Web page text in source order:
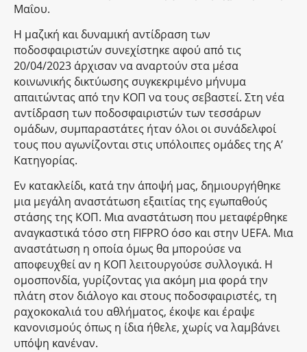
Μαΐου.
Η μαζική και δυναμική αντίδραση των
ποδοσφαιριστών συνεχίστηκε αφού από τις
20/04/2023 άρχισαν να αναρτούν στα μέσα
κοινωνικής δικτύωσης συγκεκριμένο μήνυμα
απαιτώντας από την ΚΟΠ να τους σεβαστεί. Στη νέα
αντίδραση των ποδοσφαιριστών των τεσσάρων
ομάδων, συμπαραστάτες ήταν όλοι οι συνάδελφοί
τους που αγωνίζονται στις υπόλοιπες ομάδες της Α’
Κατηγορίας.
Εν κατακλείδι, κατά την άποψή μας, δημιουργήθηκε
μια μεγάλη αναστάτωση εξαιτίας της εγωπαθούς
στάσης της ΚΟΠ. Μια αναστάτωση που μεταφέρθηκε
αναγκαστικά τόσο στη FIFPRO όσο και στην UEFA. Μια
αναστάτωση η οποία όμως θα μπορούσε να
αποφευχθεί αν η ΚΟΠ λειτουργούσε συλλογικά. Η
ομοσπονδία, γυρίζοντας για ακόμη μια φορά την
πλάτη στον διάλογο και στους ποδοσφαιριστές, τη
ραχοκοκαλιά του αθλήματος, έκοψε και έραψε
κανονισμούς όπως η ίδια ήθελε, χωρίς να λαμβάνει
υπόψη κανέναν.